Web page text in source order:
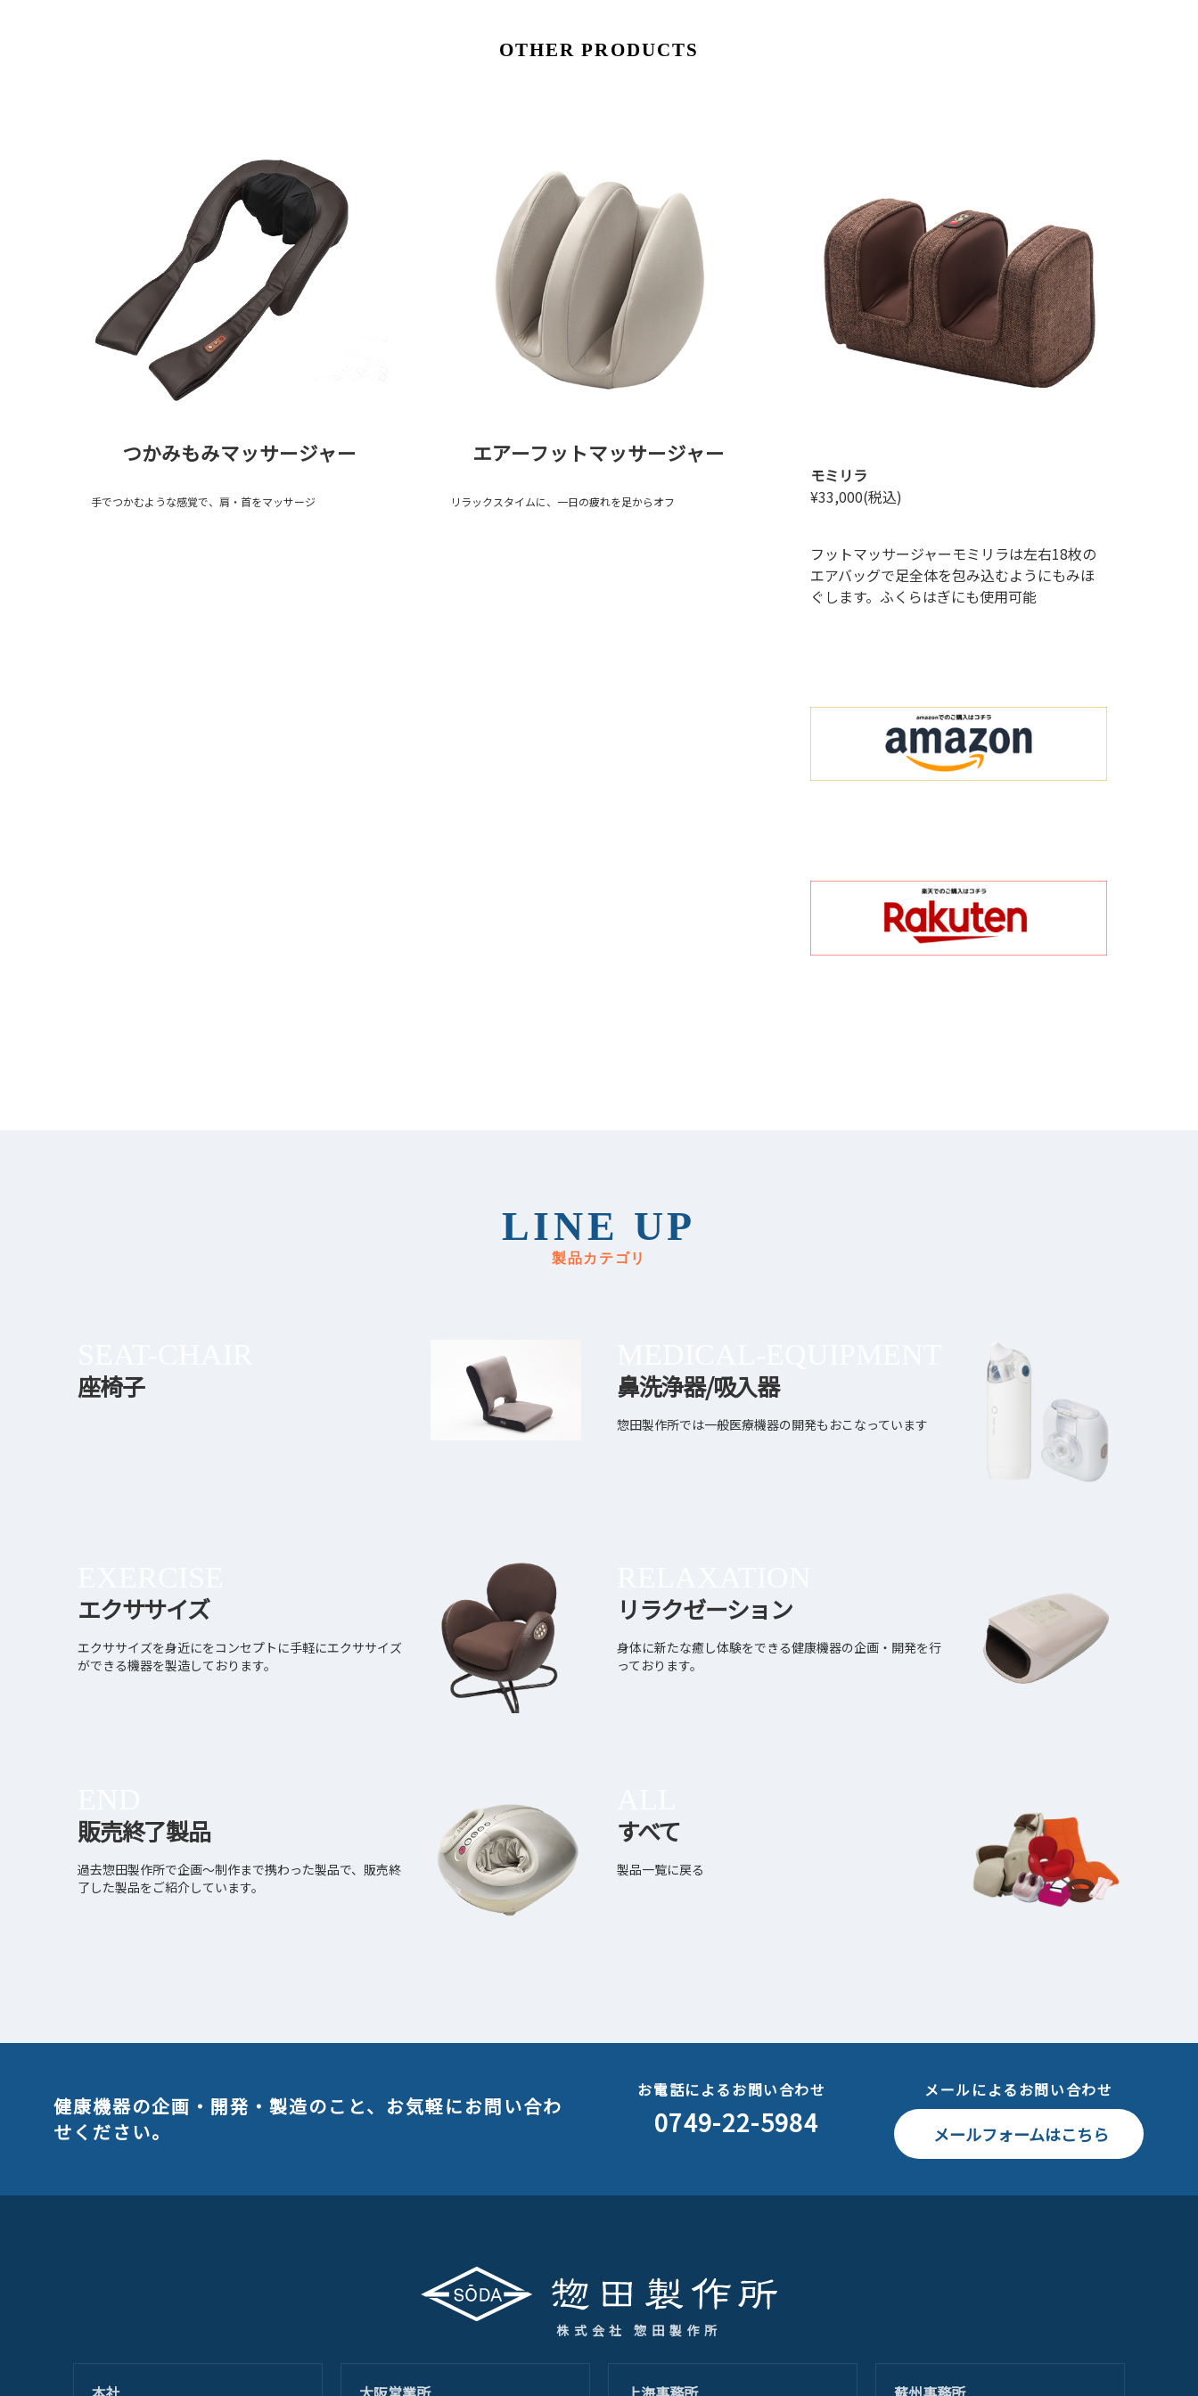
OTHER PRODUCTS
つかみもみマッサージャー
手でつかむような感覚で、肩・首をマッサージ
エアーフットマッサージャー
リラックスタイムに、一日の疲れを足からオフ
モミリラ
¥33,000(税込)
フットマッサージャーモミリラは左右18枚の
エアバッグで足全体を包み込むようにもみほ
ぐします。ふくらはぎにも使用可能
LINE UP
製品カテゴリ
座椅子
鼻洗浄器/吸入器
惣田製作所では一般医療機器の開発もおこなっています
エクササイズ
エクササイズを身近にをコンセプトに手軽にエクササイズ
ができる機器を製造しております。
リラクゼーション
身体に新たな癒し体験をできる健康機器の企画・開発を行
っております。
販売終了製品
過去惣田製作所で企画～制作まで携わった製品で、販売終
了した製品をご紹介しています。
すべて
製品一覧に戻る
健康機器の企画・開発・製造のこと、お気軽にお問い合わ
せください。
お電話によるお問い合わせ
0749-22-5984
メールによるお問い合わせ
メールフォームはこちら
株式会社 惣田製作所